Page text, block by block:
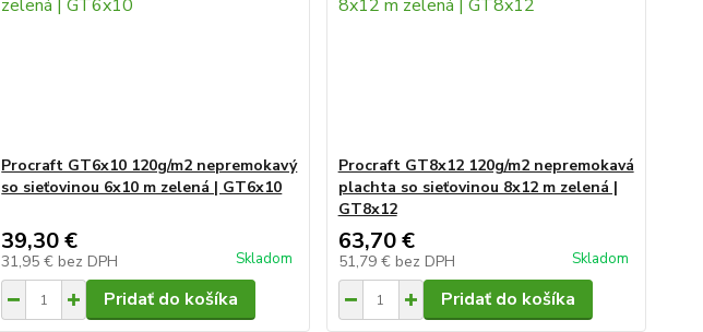
Procraft GT6x10 120g/m2 nepremokavý
so sieťovinou 6x10 m zelená | GT6x10
39,30 €
31,95 € bez DPH Skladom
Pridať do košíka
Procraft GT8x12 120g/m2 nepremokavá
plachta so sieťovinou 8x12 m zelená |
GT8x12
63,70 €
51,79 € bez DPH Skladom
Pridať do košíka